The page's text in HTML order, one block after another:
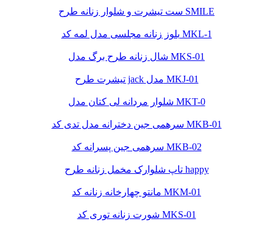
ست تیشرت و شلوار زنانه طرح SMILE
بلوز زنانه مجلسی مدل لمه کد MKL-1
شال زنانه طرح برگ مدل MKS-01
تیشرت طرح jack مدل MKJ-01
شلوار مردانه لی کتان مدل MKT-0
سرهمی جین دخترانه مدل تدی کد MKB-01
سرهمی جین پسرانه کد MKB-02
تاپ شلوارک مخمل زنانه طرح happy
مانتو چهارخانه زنانه کد MKM-01
شورت زنانه توری کد MKS-01